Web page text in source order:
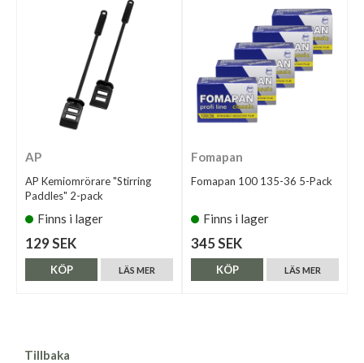
AP
AP Kemiomrörare "Stirring
Paddles" 2-pack
Finns i lager
129 SEK
LÄS MER
KÖP
Fomapan
Fomapan 100 135-36 5-Pack
Finns i lager
345 SEK
LÄS MER
KÖP
Tillbaka